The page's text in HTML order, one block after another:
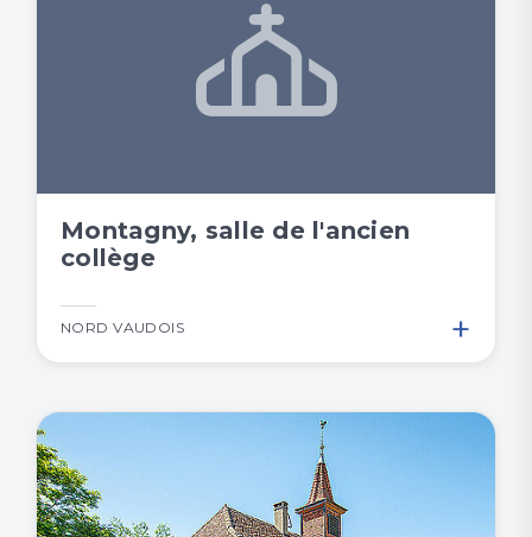
Montagny, salle de l'ancien
collège
NORD VAUDOIS +